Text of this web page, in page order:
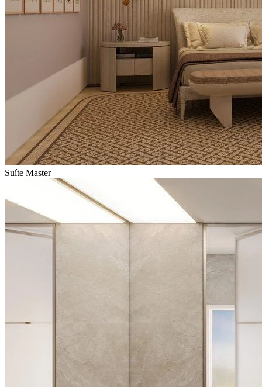
Suíte Master